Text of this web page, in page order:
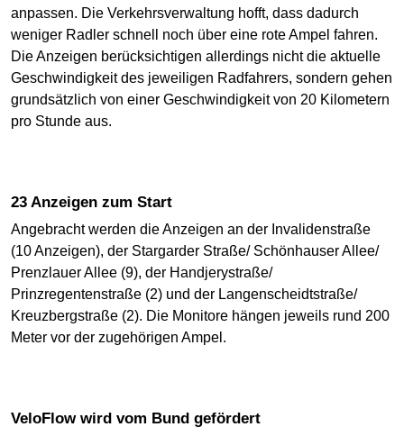
anpassen. Die Verkehrsverwaltung hofft, dass dadurch
weniger Radler schnell noch über eine rote Ampel fahren.
Die Anzeigen berücksichtigen allerdings nicht die aktuelle
Geschwindigkeit des jeweiligen Radfahrers, sondern gehen
grundsätzlich von einer Geschwindigkeit von 20 Kilometern
pro Stunde aus.
23 Anzeigen zum Start
Angebracht werden die Anzeigen an der Invalidenstraße
(10 Anzeigen), der Stargarder Straße/ Schönhauser Allee/
Prenzlauer Allee (9), der Handjerystraße/
Prinzregentenstraße (2) und der Langenscheidtstraße/
Kreuzbergstraße (2). Die Monitore hängen jeweils rund 200
Meter vor der zugehörigen Ampel.
VeloFlow wird vom Bund gefördert